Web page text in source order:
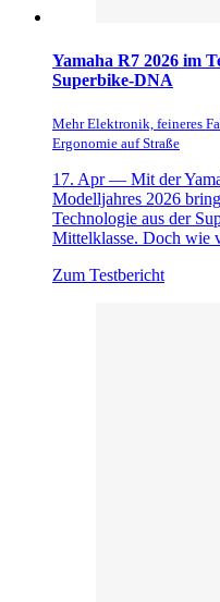
Yamaha R7 2026 im
Superbike-DNA
Mehr Elektronik, feineres
Ergonomie auf Straße
17. Apr — Mit der
Modelljahres 2026
Technologie aus der
Mittelklasse. Doch wie
Zum Testbericht